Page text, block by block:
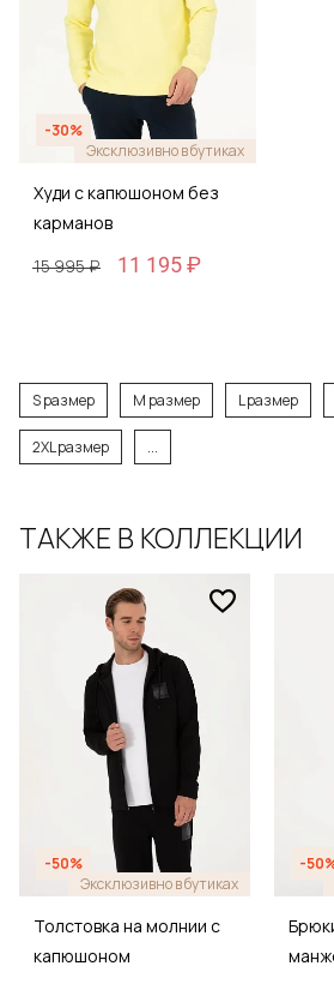
-30%
Эксклюзивно в бутиках
Худи с капюшоном без
карманов
15 995 ₽
11 195 ₽
S размер M размер L размер
2XL размер ...
ТАКЖЕ В КОЛЛЕКЦИИ
-50%
Эксклюзивно в бутиках
Толстовка на молнии с
капюшоном
-